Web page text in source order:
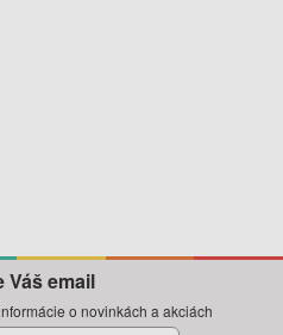
Váš email
o novinkách a akciách